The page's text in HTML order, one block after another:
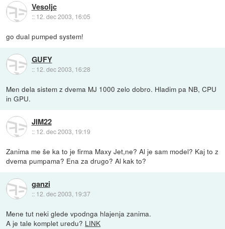
Vesoljc
:: 12. dec 2003, 16:05
go dual pumped system!
GUFY
:: 12. dec 2003, 16:28
Men dela sistem z dvema MJ 1000 zelo dobro. Hladim pa NB, CPU
in GPU.
JIM22
:: 12. dec 2003, 19:19
Zanima me še ka to je firma Maxy Jet,ne? Al je sam model? Kaj to z
dvema pumpama? Ena za drugo? Al kak to?
ganzi
:: 12. dec 2003, 19:37
Mene tut neki glede vpodnga hlajenja zanima.
A je tale komplet uredu? LINK